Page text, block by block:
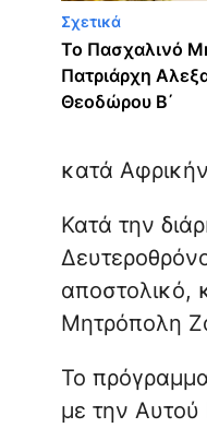
Σχετικά
Το Πασχαλινό
Πατριάρχη
Θεοδώρου Β΄
κατά
Κατά την
αποστολικό,
Μητρόπολη
Το
με την Αυτού